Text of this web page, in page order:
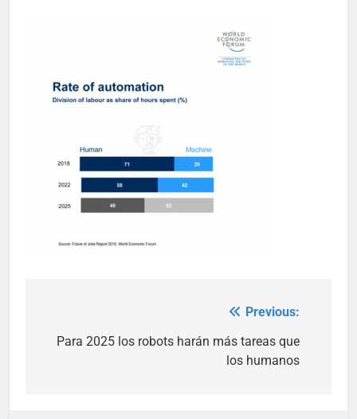
navigation
Previous:
Para 2025 los robots harán más tareas que
los humanos